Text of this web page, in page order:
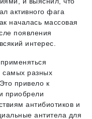
активного фага
началась массовая
появления
интерес.
самых разных
привело к
приобрели
антибиотиков и
антитела для